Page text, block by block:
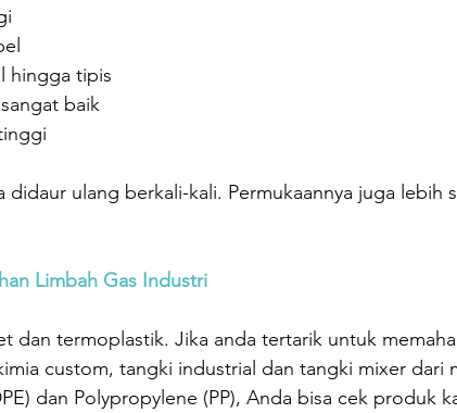
hingga tipis
baik
didaur ulang berkali-kali. Permukaannya juga lebih
Limbah Gas Industri
dan termoplastik. Jika anda tertarik untuk
custom, tangki industrial dan tangki mixer dari
dan Polypropylene (PP), Anda bisa cek produk